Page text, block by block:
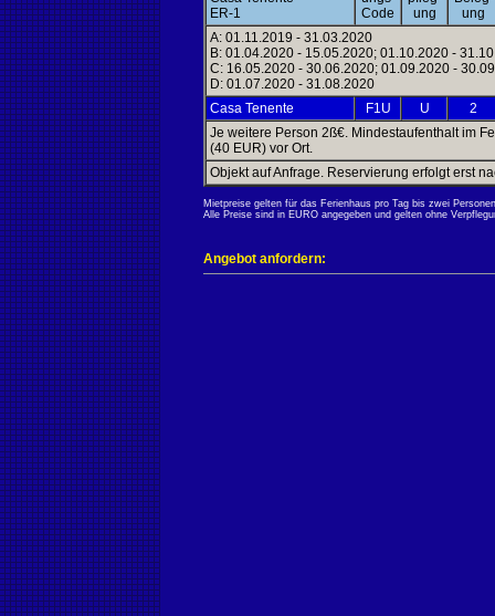
ER-1
Code
ung
ung
A: 01.11.2019 - 31.03.2020
B: 01.04.2020 - 15.05.2020; 01.10.2020 -
C: 16.05.2020 - 30.06.2020; 01.09.2020 -
D: 01.07.2020 - 31.08.2020
Casa Tenente
F1U U
2
Je weitere Person 2ß€. Mindestaufenthalt im
(40 EUR) vor Ort.
Objekt auf Anfrage. Reservierung erfolgt erst
Mietpreise gelten für das Ferienhaus pro Tag bis zwei
Alle Preise sind in EURO angegeben und gelten ohne
Angebot anfordern: